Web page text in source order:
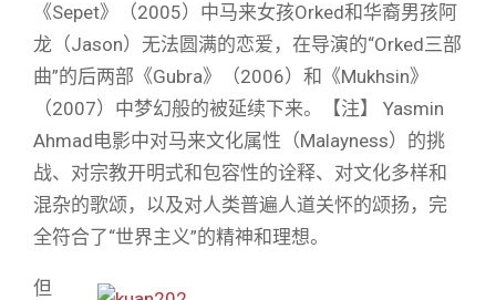
《Sepet》（2005）中马来女孩Orked和华裔男孩阿
龙（Jason）无法圆满的恋爱，在导演的“Orked三部
曲”的后两部《Gubra》（2006）和《Mukhsin》
（2007）中梦幻般的被延续下来。【注】 Yasmin
Ahmad电影中对马来文化属性（Malayness）的挑
战、对宗教开明式和包容性的诠释、对文化多样和
混杂的歌颂，以及对人类普遍人道关怀的颂扬，完
全符合了“世界主义”的精神和理想。
但